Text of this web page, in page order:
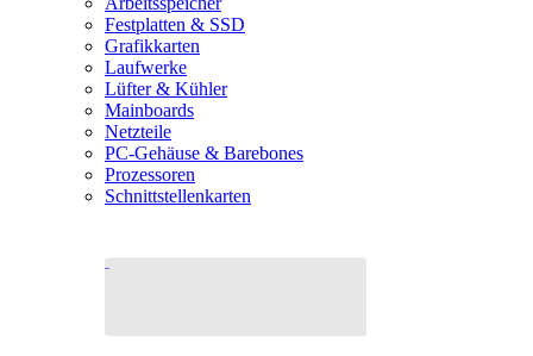
Festplatten & SSD
Grafikkarten
Laufwerke
Lüfter & Kühler
Mainboards
Netzteile
PC-Gehäuse & Barebones
Prozessoren
Schnittstellenkarten